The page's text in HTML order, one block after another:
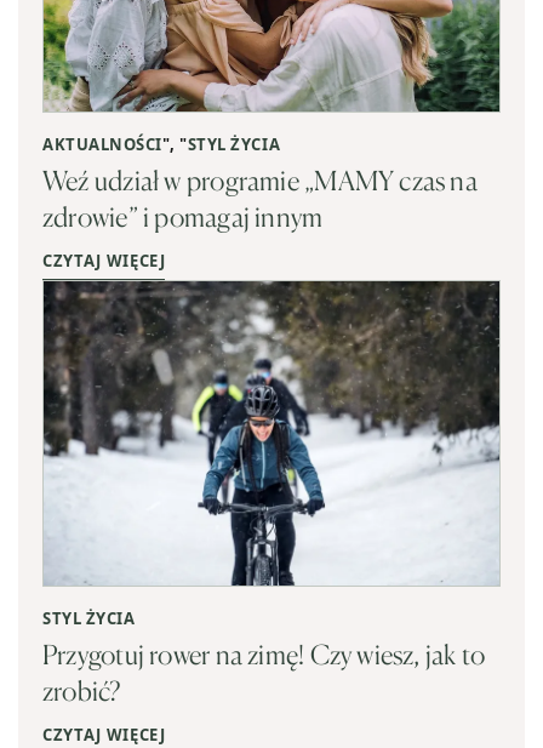
AKTUALNOŚCI", "STYL ŻYCIA
Weź udział w programie „MAMY czas na
zdrowie” i pomagaj innym
CZYTAJ WIĘCEJ
STYL ŻYCIA
Przygotuj rower na zimę! Czy wiesz, jak to
zrobić?
CZYTAJ WIĘCEJ